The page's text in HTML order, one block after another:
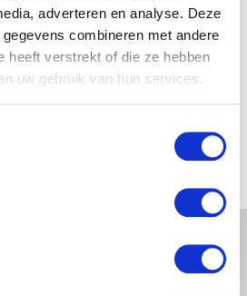
adverteren en analyse. Deze
combineren met andere
heeft verstrekt of die ze hebben
uw gebruik van hun services.
MONICA GEUZE DEELT